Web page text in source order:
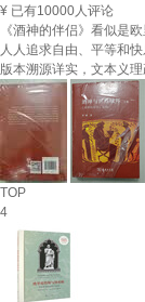
¥ 已有10000人评论
《酒神的伴侣》看似是
人人追求自由、平等和
版本溯源详实，文本义
TOP
4